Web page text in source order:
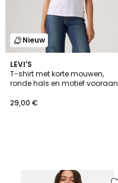
Nieuw
LEVI'S
T-shirt met korte mouwen,
ronde hals en motief vooraan
29,00 €